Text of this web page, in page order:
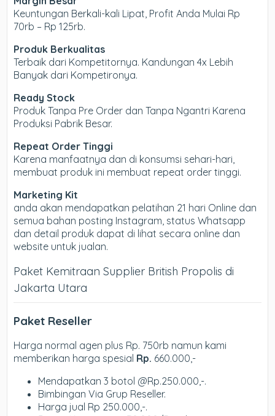
Keuntungan Berkali-kali Lipat, Profit Anda Mulai Rp
70rb – Rp 125rb.
Produk Berkualitas
Terbaik dari Kompetitornya. Kandungan 4x Lebih
Banyak dari Kompetironya.
Ready Stock
Produk Tanpa Pre Order dan Tanpa Ngantri Karena
Produksi Pabrik Besar.
Repeat Order Tinggi
Karena manfaatnya dan di konsumsi sehari-hari,
membuat produk ini membuat repeat order tinggi.
Marketing Kit
anda akan mendapatkan pelatihan 21 hari Online dan
semua bahan posting Instagram, status Whatsapp
dan detail produk dapat di lihat secara online dan
website untuk jualan.
Paket Kemitraan Supplier British Propolis di
Jakarta Utara
Paket Reseller
Harga normal agen plus Rp. 750rb namun kami
memberikan harga spesial Rp. 660.000,-
Mendapatkan 3 botol @Rp.250.000,-.
Bimbingan Via Grup Reseller.
Harga jual Rp 250.000,-.